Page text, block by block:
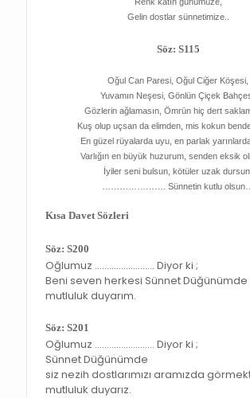
Gelin dostlar sünnetimize..
Söz: S115
Oğul Can Paresi, Oğul Ciğer Köşesi,
Yuvamın Neşesi, Gönlün Çiçek
Gözlerin ağlamasın, Ömrün hiç dert
Kuş olup uçsan da elimden, mis kokun bende
En güzel rüyalarda uyu, en parlak
Varlığın en büyük huzurum, senden eksik
İyiler seni bulsun, kötüler uzak dursun,
…………………. Sünnetin kutlu olsun…
Kısa Davet Sözleri
Söz: S200
Oğlumuz ……………………. Diyor ki ;
Beni seven herkesi Sünnet
mutluluk duyarım.
Söz: S201
Oğlumuz ……………………. Diyor ki ;
Sünnet Düğünümde
siz nezih dostlarımızı aramızda
mutluluk duyarız.